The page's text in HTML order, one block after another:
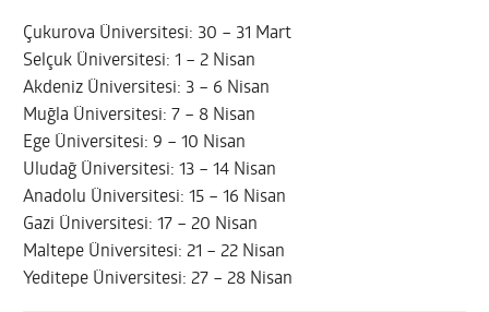
Çukurova Üniversitesi: 30 – 31 Mart
Selçuk Üniversitesi: 1 – 2 Nisan
Akdeniz Üniversitesi: 3 – 6 Nisan
Muğla Üniversitesi: 7 – 8 Nisan
Ege Üniversitesi: 9 – 10 Nisan
Uludağ Üniversitesi: 13 – 14 Nisan
Anadolu Üniversitesi: 15 – 16 Nisan
Gazi Üniversitesi: 17 – 20 Nisan
Maltepe Üniversitesi: 21 – 22 Nisan
Yeditepe Üniversitesi: 27 – 28 Nisan